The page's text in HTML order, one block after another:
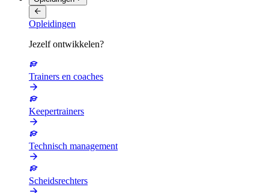
Opleidingen
Jezelf ontwikkelen?
Trainers en coaches
Keepertrainers
Technisch management
Scheidsrechters